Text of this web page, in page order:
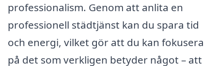
professionalism. Genom att anlita en
professionell städtjänst kan du spara tid
och energi, vilket gör att du kan fokusera
på det som verkligen betyder något – att